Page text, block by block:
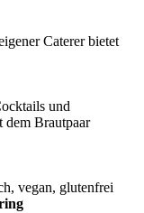
Caterer bietet
und
Brautpaar
vegan, glutenfrei